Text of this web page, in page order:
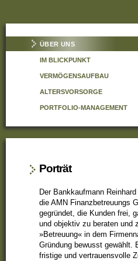
ÜBER UNS
IM BLICKPUNKT
VERMÖGENSAUFBAU
ALTERSVORSORGE
PORTFOLIO-MANAGEMENT
Porträt
Der Bank­kauf­mann
die AMN Finanz­betreuungs
gegründet, die Kunden frei,
und objektiv zu beraten und
»Betreuung« in dem
Grün­dung bewusst gewählt.
fristige und vertrauens­volle